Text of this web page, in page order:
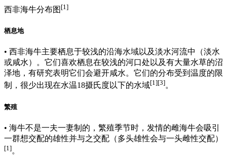
西非海牛分布图 [1]
栖息地
• 西非海牛主要栖息于较浅的沿海水域以及淡水河流中（淡水
或咸水）。它们喜欢栖息在较浅的河口处以及有大量水草的沼
泽地，有研究表明它们会避开咸水。它们的分布受到温度的限
制，很少出现在水温18摄氏度以下的水域[1][3]。
繁殖
• 海牛不是一夫一妻制的，繁殖季节时，发情的雌海牛会吸引
一群想交配的雄性并与之交配（多头雄性会与一头雌性交配）
[1]。